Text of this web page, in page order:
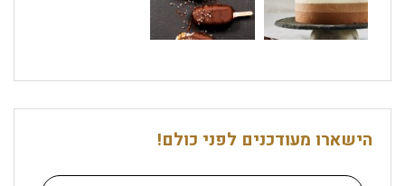
הישארו מעודכנים לפני כולם!